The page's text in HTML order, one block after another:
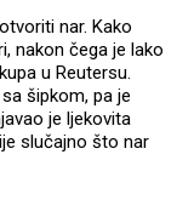
nar. Kako
nakon čega je lako
u Reutersu.
šipkom, pa je
je ljekovita
slučajno što nar